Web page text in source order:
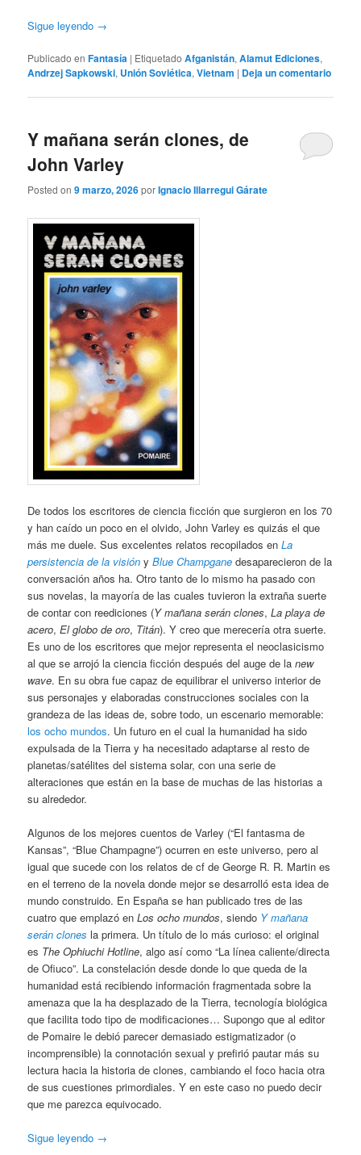
Sigue leyendo →
Publicado en Fantasía | Etiquetado Afganistán,Alamut Ediciones,
Andrzej Sapkowski, Unión Soviética,Vietnam | Deja un comentario
Y mañana serán clones, de
John Varley
Posted on9 marzo, 2026porIgnacio Illarregui Gárate
De todos los escritores de ciencia ficción que surgieron en los 70
y han caído un poco en el olvido, John Varley es quizás el que
más me duele. Sus excelentes relatos recopilados enLa
persistencia de la visión yBlue Champgane desaparecieron de la
conversación años ha. Otro tanto de lo mismo ha pasado con
sus novelas, la mayoría de las cuales tuvieron la extraña suerte
de contar con reediciones (Y mañana serán clones,La playa de
acero,El globo de oro, Titán). Y creo que merecería otra suerte.
Es uno de los escritores que mejor representa el neoclasicismo
al que se arrojó la ciencia ficción después del auge de lanew
wave. En su obra fue capaz de equilibrar el universo interior de
sus personajes y elaboradas construcciones sociales con la
grandeza de las ideas de, sobre todo, un escenario memorable:
los ocho mundos. Un futuro en el cual la humanidad ha sido
expulsada de la Tierra y ha necesitado adaptarse al resto de
planetas/satélites del sistema solar, con una serie de
alteraciones que están en la base de muchas de las historias a
su alrededor.
Algunos de los mejores cuentos de Varley (“El fantasma de
Kansas”, “Blue Champagne”) ocurren en este universo, pero al
igual que sucede con los relatos de cf de George R. R. Martin es
en el terreno de la novela donde mejor se desarrolló esta idea de
mundo construido. En España se han publicado tres de las
cuatro que emplazó enLos ocho mundos, siendo Y mañana
serán clones la primera. Un título de lo más curioso: el original
es The Ophiuchi Hotline, algo así como “La línea caliente/directa
de Ofiuco”. La constelación desde donde lo que queda de la
humanidad está recibiendo información fragmentada sobre la
amenaza que la ha desplazado de la Tierra, tecnología biológica
que facilita todo tipo de modificaciones… Supongo que al editor
de Pomaire le debió parecer demasiado estigmatizador (o
incomprensible) la connotación sexual y prefirió pautar más su
lectura hacia la historia de clones, cambiando el foco hacia otra
de sus cuestiones primordiales. Y en este caso no puedo decir
que me parezca equivocado.
Sigue leyendo →